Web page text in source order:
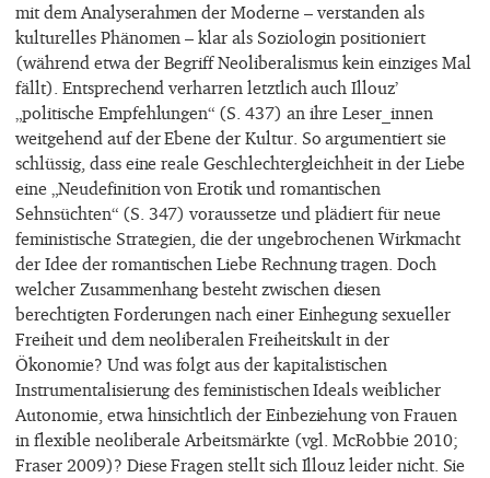
mit dem Analyserahmen der Moderne – verstanden als
kulturelles Phänomen – klar als Soziologin positioniert
(während etwa der Begriff Neoliberalismus kein einziges Mal
fällt). Entsprechend verharren letztlich auch Illouz’
„politische Empfehlungen“ (S. 437) an ihre Leser_innen
weitgehend auf der Ebene der Kultur. So argumentiert sie
schlüssig, dass eine reale Geschlechtergleichheit in der Liebe
eine „Neudefinition von Erotik und romantischen
Sehnsüchten“ (S. 347) voraussetze und plädiert für neue
feministische Strategien, die der ungebrochenen Wirkmacht
der Idee der romantischen Liebe Rechnung tragen. Doch
welcher Zusammenhang besteht zwischen diesen
berechtigten Forderungen nach einer Einhegung sexueller
Freiheit und dem neoliberalen Freiheitskult in der
Ökonomie? Und was folgt aus der kapitalistischen
Instrumentalisierung des feministischen Ideals weiblicher
Autonomie, etwa hinsichtlich der Einbeziehung von Frauen
in flexible neoliberale Arbeitsmärkte (vgl. McRobbie 2010;
Fraser 2009)? Diese Fragen stellt sich Illouz leider nicht. Sie